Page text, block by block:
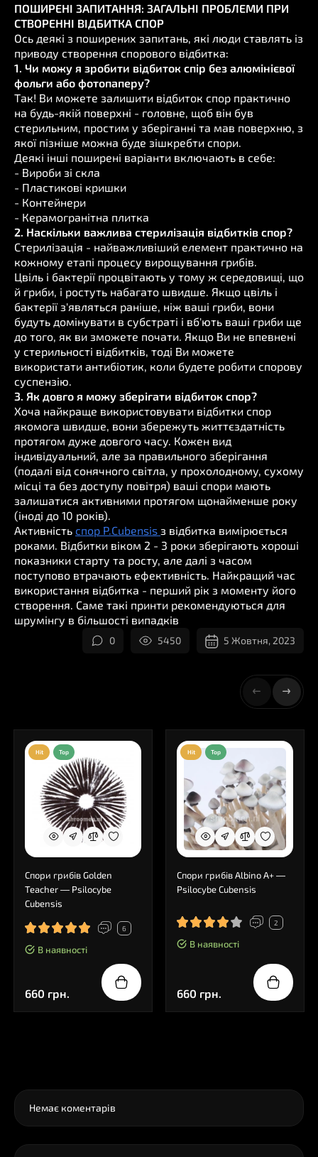
ПОШИРЕНІ ЗАПИТАННЯ: ЗАГАЛЬНІ ПРОБЛЕМИ ПРИ
СТВОРЕННІ ВІДБИТКА СПОР
Ось деякі з поширених запитань, які люди ставлять із
приводу створення спорового відбитка:
1. Чи можу я зробити відбиток спір без алюмінієвої
фольги або фотопаперу?
Так! Ви можете залишити відбиток спор практично
на будь-якій поверхні - головне, щоб він був
стерильним, простим у зберіганні та мав поверхню, з
якої пізніше можна буде зішкребти спори.
Деякі інші поширені варіанти включають в себе:
- Вироби зі скла
- Пластикові кришки
- Контейнери
- Керамогранітна плитка
2. Наскільки важлива стерилізація відбитків спор?
Стерилізація - найважливіший елемент практично на
кожному етапі процесу вирощування грибів.
Цвіль і бактерії процвітають у тому ж середовищі, що
й гриби, і ростуть набагато швидше. Якщо цвіль і
бактерії з'являться раніше, ніж ваші гриби, вони
будуть домінувати в субстраті і вб'ють ваші гриби ще
до того, як ви зможете почати. Якщо Ви не впевнені
у стерильності відбитків, тоді Ви можете
використати антибіотик, коли будете робити спорову
суспензію.
3. Як довго я можу зберігати відбиток спор?
Хоча найкраще використовувати відбитки спор
якомога швидше, вони збережуть життєздатність
протягом дуже довгого часу. Кожен вид
індивідуальний, але за правильного зберігання
(подалі від сонячного світла, у прохолодному, сухому
місці та без доступу повітря) ваші спори мають
залишатися активними протягом щонайменше року
(іноді до 10 років).
Активність спор P.Cubensis з відбитка вимірюється
роками. Відбитки віком 2 - 3 роки зберігають хороші
показники старту та росту, але далі з часом
поступово втрачають ефективність. Найкращий час
використання відбитка - перший рік з моменту його
створення. Саме такі принти рекомендуються для
шрумінгу в більшості випадків
0 5450 5 Жовтня, 2023
Hit Top
Спори грибів Golden
Teacher — Psilocybe
Cubensis
6
В наявності
660 грн.
Hit Top
Спори грибів Albino A+ —
Psilocybe Cubensis
2
В наявності
660 грн.
Немає коментарів